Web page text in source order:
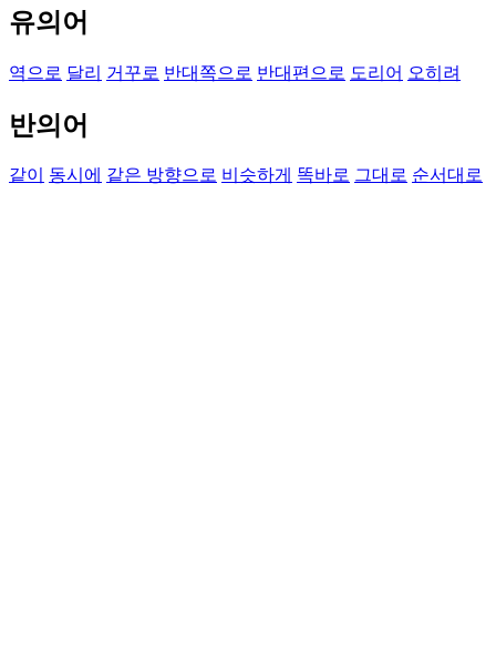
유의어
역으로 달리 거꾸로 반대쪽으로 반대편으로 도리어 오히려
반의어
같이 동시에 같은 방향으로 비슷하게 똑바로 그대로 순서대로